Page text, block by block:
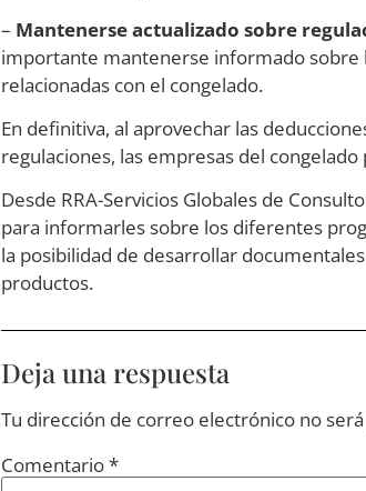
– Mantenerse actualizado sobre
importante mantenerse informado sobre
relacionadas con el congelado.
En definitiva, al aprovechar las
regulaciones, las empresas del
Desde RRA-Servicios Globales de
para informarles sobre los diferentes
la posibilidad de desarrollar
productos.
Deja una respuesta
Tu dirección de correo electrónico no
Comentario*